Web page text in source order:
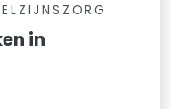
in